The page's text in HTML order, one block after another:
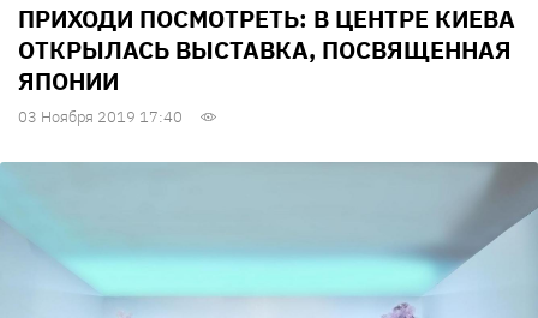
ПРИХОДИ ПОСМОТРЕТЬ: В ЦЕНТРЕ КИЕВА
ОТКРЫЛАСЬ ВЫСТАВКА, ПОСВЯЩЕННАЯ
ЯПОНИИ
03 Ноября 2019 17:40